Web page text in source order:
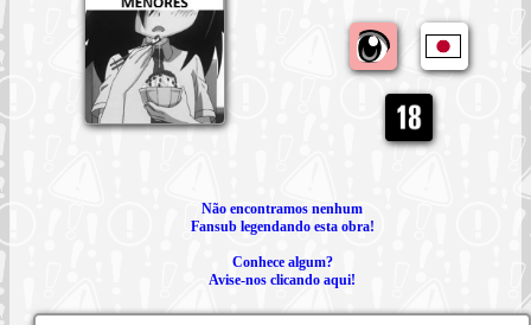
Não encontramos nenhum
Fansub legendando esta obra!
Conhece algum?
Avise-nos clicando aqui!